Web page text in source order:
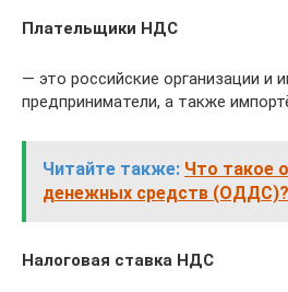
Плательщики НДС
— это российские организации и
предприниматели, а также
Читайте также: Что такое
денежных средств (ОДДС)?
Налоговая ставка НДС